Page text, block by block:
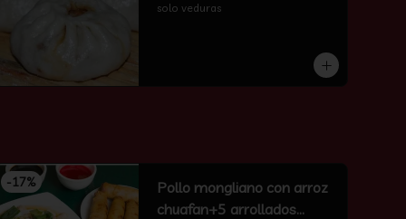
solo veduras
-17%
Pollo mongliano con arroz
chuafan+5 arrollados